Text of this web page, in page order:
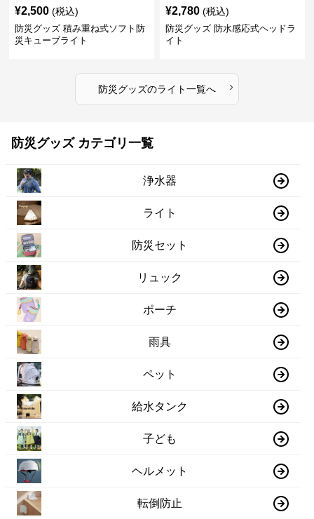
¥2,500 (税込)
防災グッズ 積み重ね式ソフト防
災キューブライト
¥2,780 (税込)
防災グッズ 防水感応式ヘッドラ
イト
防災グッズのライト一覧へ ›
防災グッズ カテゴリ一覧
浄水器
ライト
防災セット
リュック
ポーチ
雨具
ペット
給水タンク
子ども
ヘルメット
転倒防止